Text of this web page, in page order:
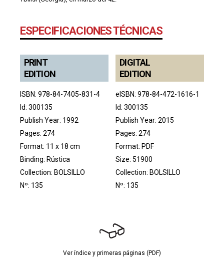
ESPECIFICACIONES TÉCNICAS
PRINT
EDITION
ISBN: 978-84-7405-831-4
Id: 300135
Publish Year: 1992
Pages: 274
Format: 11 x 18 cm
Binding: Rústica
Collection: BOLSILLO
Nº: 135
DIGITAL
EDITION
eISBN: 978-84-472-1616-1
Id: 300135
Publish Year: 2015
Pages: 274
Format: PDF
Size: 51900
Collection: BOLSILLO
Nº: 135
Ver índice y primeras páginas (PDF)